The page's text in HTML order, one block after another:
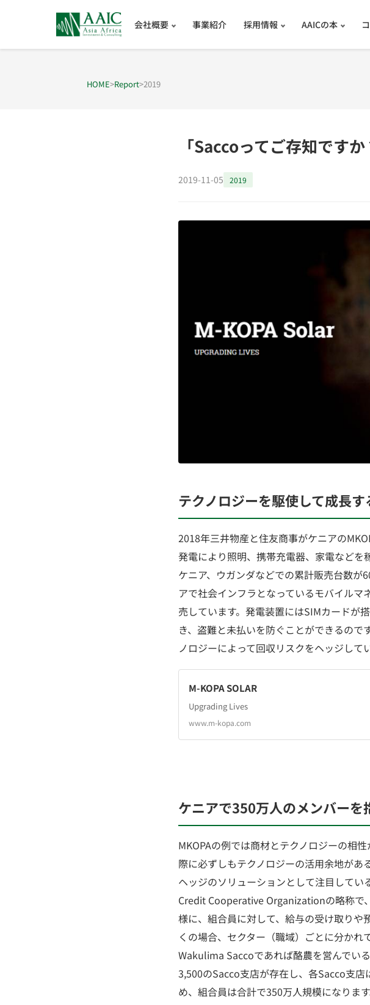
会社概要 事業紹介 採用情報 AAICの本
HOME>Report>2019
「Saccoってご存知ですか
2019-11-05 2019
テクノロジーを駆使して成長
2018年三井物産と住友商事がケニアの
発電により照明、携帯充電器、家電などを
ケニア、ウガンダなどでの累計販売台数が
アで社会インフラとなっているモバイル
売しています。発電装置にはSIMカードが
き、盗難と未払いを防ぐことができるの
ノロジーによって回収リスクをヘッジして
M-KOPA SOLAR
Upgrading Lives
www.m-kopa.com
ケニアで350万人のメンバーを
MKOPAの例では商材とテクノロジーの相
際に必ずしもテクノロジーの活用余地が
ヘッジのソリューションとして注目してい
Credit Cooperative Organizationの略称で
様に、組合員に対して、給与の受け取りや
くの場合、セクター（職域）ごとに分かれ
Wakulima Saccoであれば酪農を営んでい
3,500のSacco支店が存在し、各Sacco支
め、組合員は合計で350万人規模になりま